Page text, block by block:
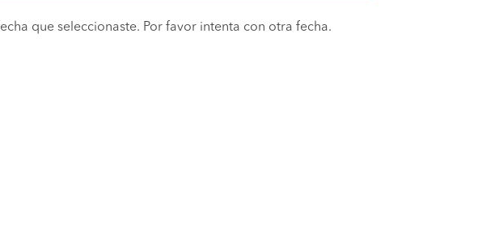
que seleccionaste. Por favor intenta con otra fecha.